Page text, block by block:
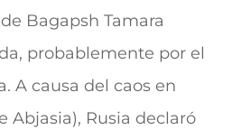
Bagapsh Tamara
probablemente por el
A causa del caos en
Abjasia), Rusia declaró